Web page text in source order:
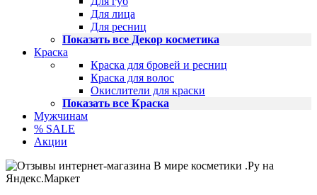
Для лица
Для ресниц
Показать все Декор косметика
Краска
Краска для бровей и ресниц
Краска для волос
Окислители для краски
Показать все Краска
Мужчинам
% SALE
Акции